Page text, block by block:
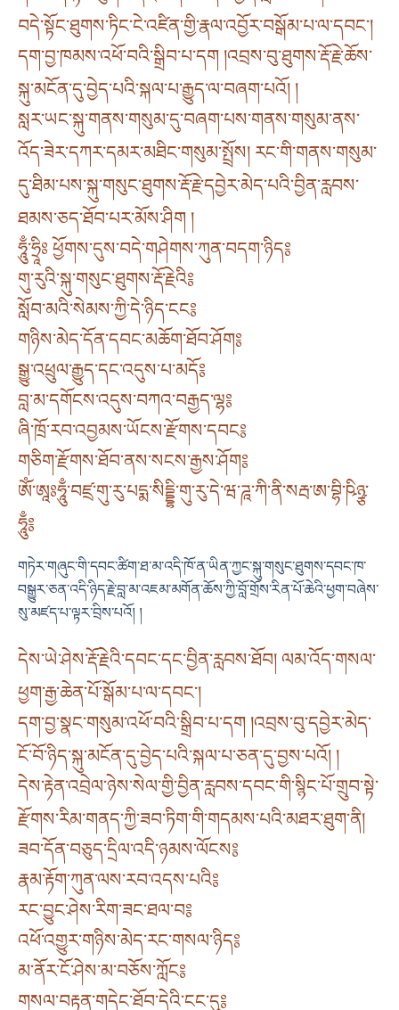
བདེ་སྟོང་ཐུགས་ཏིང་ངེ་འཛིན་གྱི་རྣལ་འབྱོར་བསྒོམ་པ་ལ་དབང༌།
དག་བྱ་ཁམས་འཕོ་བའི་སྒྲིབ་པ་དག །འབྲས་བུ་ཐུགས་རྡོ་རྗེ་ཆོས་
སྐུ་མངོན་དུ་བྱེད་པའི་སྐལ་པ་རྒྱུད་ལ་བཞག་པའོ། །
སླར་ཡང་སྐུ་གནས་གསུམ་དུ་བཞག་པས་གནས་གསུམ་ནས་
འོད་ཟེར་དཀར་དམར་མཐིང་གསུམ་སྤྲོས། རང་གི་གནས་གསུམ་
དུ་ཐིམ་པས་སྐུ་གསུང་ཐུགས་རྡོ་རྗེ་དབྱེར་མེད་པའི་བྱིན་རླབས་
ཐམས་ཅད་ཐོབ་པར་མོས་ཤིག །
ཧཱུྃ་ཧྲཱིཿ ཕྱོགས་དུས་བདེ་གཤེགས་ཀུན་བདག་ཉིད༔
གུ་རུའི་སྐུ་གསུང་ཐུགས་རྡོ་རྗེའི༔
སློབ་མའི་སེམས་ཀྱི་དེ་ཉིད་ངང༔
གཉིས་མེད་དོན་དབང་མཆོག་ཐོབ་ཤོག༔
སྒྱུ་འཕྲུལ་རྒྱུད་དང་འདུས་པ་མདོ༔
བླ་མ་དགོངས་འདུས་བཀའ་བརྒྱད་ལྷ༔
ཞི་ཁྲོ་རབ་འབྱམས་ཡོངས་རྫོགས་དབང༔
གཅིག་རྫོགས་ཐོབ་ནས་སངས་རྒྱས་ཤོག༔
ཨོཾ་ཨཱཿཧཱུྃ་བཛྲ་གུ་རུ་པདྨ་སིདྡྷི་གུ་རུ་དེ་ཝ་ཌཱ་ཀི་ནི་སརྦ་ཨ་བྷི་ཥིཉྩ་
ཧཱུྃ༔
གཏེར་གཞུང་གི་དབང་ཚིག་ཐ་མ་འདི་ཁོ་ན་ཡིན་ཀྱང་སྐུ་གསུང་ཐུགས་དབང་ཁ་
བསྒྱུར་ཅན་འདི་ཉིད་རྗེ་བླ་མ་འཇམ་མགོན་ཆོས་ཀྱི་བློ་གྲོས་རིན་པོ་ཆེའི་ཕྱག་བཞེས་
སུ་མཛད་པ་ལྟར་བྲིས་པའོ། །
དེས་ཡེ་ཤེས་རྡོ་རྗེའི་དབང་དང་བྱིན་རླབས་ཐོབ། ལམ་འོད་གསལ་
ཕྱག་རྒྱ་ཆེན་པོ་སྒོམ་པ་ལ་དབང༌།
དག་བྱ་སྣང་གསུམ་འཕོ་བའི་སྒྲིབ་པ་དག །འབྲས་བུ་དབྱེར་མེད་
ངོ་བོ་ཉིད་སྐུ་མངོན་དུ་བྱེད་པའི་སྐལ་པ་ཅན་དུ་བྱས་པའོ། །
དེས་རྟེན་འབྲེལ་ཉེས་སེལ་གྱི་བྱིན་རླབས་དབང་གི་སྙིང་པོ་གྲུབ་སྟེ་
རྫོགས་རིམ་གནད་ཀྱི་ཟབ་ཏིག་གི་གདམས་པའི་མཐར་ཐུག་ནི།
ཟབ་དོན་བཅུད་དྲིལ་འདི་ཉམས་ལོངས༔
རྣམ་རྟོག་ཀུན་ལས་རབ་འདས་པའི༔
རང་བྱུང་ཤེས་རིག་ཟང་ཐལ་བ༔
འཕོ་འགྱུར་གཉིས་མེད་རང་གསལ་ཉིད༔
མ་ནོར་ངོ་ཤེས་མ་བཅོས་ཀློང༔
གསལ་བརྟན་གདེང་ཐོབ་དེའི་ངང་དུ༔